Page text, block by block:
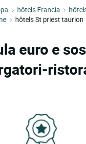
hôtels Francia
hôtels St priest taurion
euro e